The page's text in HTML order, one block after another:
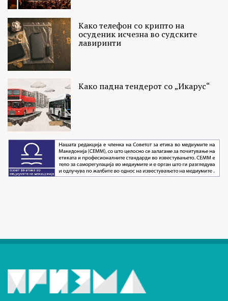
Како телефон со крипто на
осуденик исчезна во судските
лавиринти
Како падна тендерот со „Икарус“